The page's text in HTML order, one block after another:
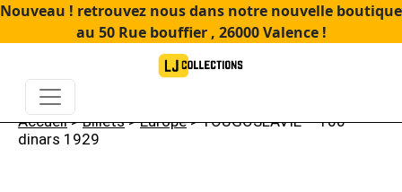
Nouveau ! retrouvez nous dans notre nouvelle boutique
au 50 Rue bouffier , 26000 Valence !
Accueil>Billets>Europe> YOUGOSLAVIE – 100
dinars 1929